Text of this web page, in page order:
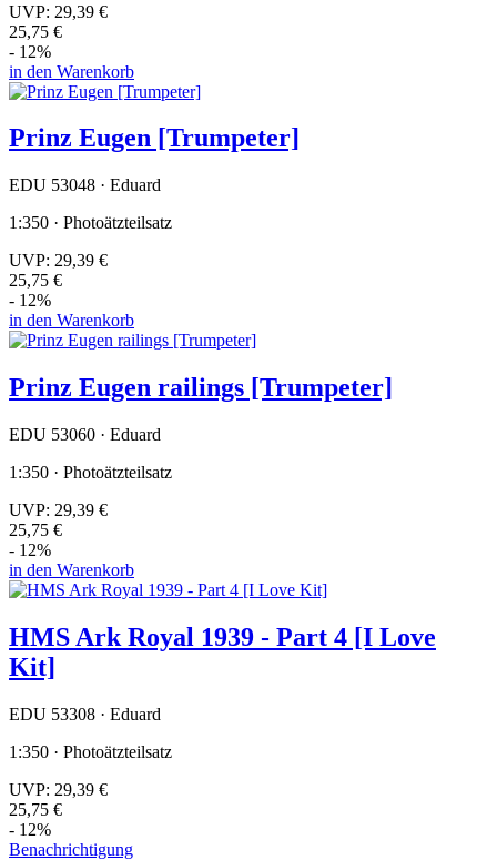
UVP: 29,39 €
25,75 €
- 12%
in den Warenkorb
Prinz Eugen [Trumpeter]
EDU 53048 · Eduard
1:350 · Photoätzteilsatz
UVP: 29,39 €
25,75 €
- 12%
in den Warenkorb
Prinz Eugen railings [Trumpeter]
EDU 53060 · Eduard
1:350 · Photoätzteilsatz
UVP: 29,39 €
25,75 €
- 12%
in den Warenkorb
HMS Ark Royal 1939 - Part 4 [I Love
Kit]
EDU 53308 · Eduard
1:350 · Photoätzteilsatz
UVP: 29,39 €
25,75 €
- 12%
Benachrichtigung